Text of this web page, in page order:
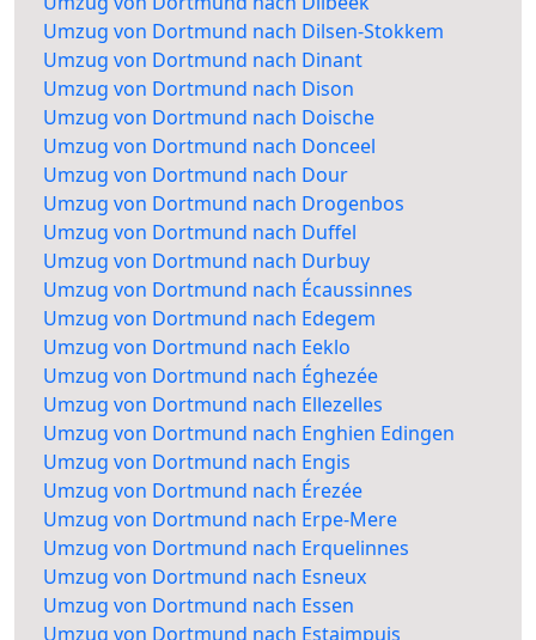
Umzug von Dortmund nach Dilsen-Stokkem
Umzug von Dortmund nach Dinant
Umzug von Dortmund nach Dison
Umzug von Dortmund nach Doische
Umzug von Dortmund nach Donceel
Umzug von Dortmund nach Dour
Umzug von Dortmund nach Drogenbos
Umzug von Dortmund nach Duffel
Umzug von Dortmund nach Durbuy
Umzug von Dortmund nach Écaussinnes
Umzug von Dortmund nach Edegem
Umzug von Dortmund nach Eeklo
Umzug von Dortmund nach Éghezée
Umzug von Dortmund nach Ellezelles
Umzug von Dortmund nach Enghien Edingen
Umzug von Dortmund nach Engis
Umzug von Dortmund nach Érezée
Umzug von Dortmund nach Erpe-Mere
Umzug von Dortmund nach Erquelinnes
Umzug von Dortmund nach Esneux
Umzug von Dortmund nach Essen
Umzug von Dortmund nach Estaimpuis